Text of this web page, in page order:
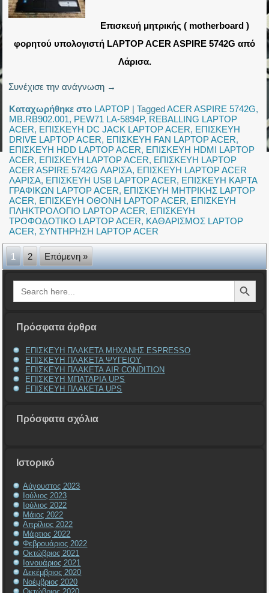
Επισκευή μητρικής ( motherboard )
φορητού υπολογιστή LAPTOP ACER ASPIRE 5742G από
Λάρισα.
Συνέχισε την ανάγνωση →
Καταχωρήθηκε στο LAPTOP |Tagged ACER ASPIRE 5742G,
MB.RB902.001, PEW71 LA-5894P, REBALLING LAPTOP
ACER, ΕΠΙΣΚΕΥΗ DC JACK LAPTOP ACER, ΕΠΙΣΚΕΥΗ
DRIVE LAPTOP ACER, ΕΠΙΣΚΕΥΗ FAN LAPTOP ACER,
ΕΠΙΣΚΕΥΗ HDD LAPTOP ACER, ΕΠΙΣΚΕΥΗ HDMI LAPTOP
ACER, ΕΠΙΣΚΕΥΗ LAPTOP ACER, ΕΠΙΣΚΕΥΗ LAPTOP
ACER ASPIRE 5742G ΛΑΡΙΣΑ, ΕΠΙΣΚΕΥΗ LAPTOP ACER
ΛΑΡΙΣΑ, ΕΠΙΣΚΕΥΗ USB LAPTOP ACER, ΕΠΙΣΚΕΥΗ ΚΑΡΤΑ
ΓΡΑΦΙΚΩΝ LAPTOP ACER, ΕΠΙΣΚΕΥΗ ΜΗΤΡΙΚΗΣ LAPTOP
ACER, ΕΠΙΣΚΕΥΗ ΟΘΟΝΗ LAPTOP ACER, ΕΠΙΣΚΕΥΗ
ΠΛΗΚΤΡΟΛΟΓΙΟ LAPTOP ACER, ΕΠΙΣΚΕΥΗ
ΤΡΟΦΟΔΟΤΙΚΟ LAPTOP ACER, ΚΑΘΑΡΙΣΜΟΣ LAPTOP
ACER, ΣΥΝΤΗΡΗΣΗ LAPTOP ACER
1 2 Επόμενη »
Search
for:
Search Button
Πρόσφατα άρθρα
ΕΠΙΣΚΕΥΗ ΠΛΑΚΕΤΑ ΜΗΧΑΝΗΣ ESPRESSO
ΕΠΙΣΚΕΥΗ ΠΛΑΚΕΤΑ ΨΥΓΕΙΟΥ
ΕΠΙΣΚΕΥΗ ΠΛΑΚΕΤΑ AIR CONDITION
ΕΠΙΣΚΕΥΗ ΜΠΑΤΑΡΙΑ UPS
ΕΠΙΣΚΕΥΗ ΠΛΑΚΕΤΑ UPS
Πρόσφατα σχόλια
Ιστορικό
Αύγουστος 2023
Ιούλιος 2023
Ιούλιος 2022
Μάιος 2022
Απρίλιος 2022
Μάρτιος 2022
Φεβρουάριος 2022
Οκτώβριος 2021
Ιανουάριος 2021
Δεκέμβριος 2020
Νοέμβριος 2020